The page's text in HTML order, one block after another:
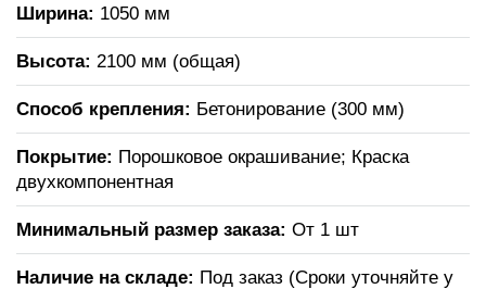
Ширина: 1050 мм
Высота: 2100 мм (общая)
Способ крепления: Бетонирование (300 мм)
Покрытие: Порошковое окрашивание; Краска
двухкомпонентная
Минимальный размер заказа: От 1 шт
Наличие на складе: Под заказ (Сроки уточняйте у